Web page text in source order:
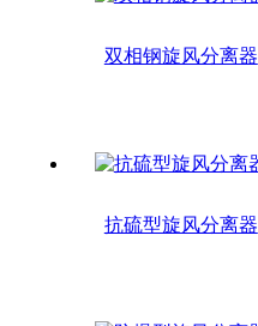
双相钢旋风分离器
抗硫型旋风分离器